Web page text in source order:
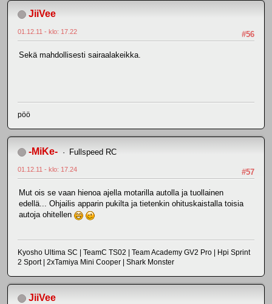
JiiVee
#56
01.12.11 - klo: 17.22
Sekä mahdollisesti sairaalakeikka.
pöö
-MiKe- Fullspeed RC
#57
01.12.11 - klo: 17.24
Mut ois se vaan hienoa ajella motarilla autolla ja tuollainen
edellä... Ohjailis apparin pukilta ja tietenkin ohituskaistalla toisia
autoja ohitellen
Kyosho Ultima SC | TeamC TS02 | Team Academy GV2 Pro | Hpi Sprint
2 Sport | 2xTamiya Mini Cooper | Shark Monster
JiiVee